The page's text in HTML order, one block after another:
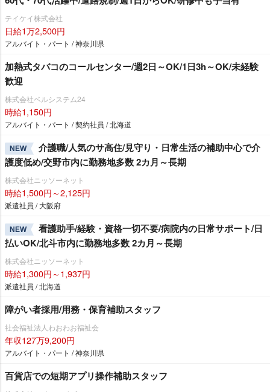
テイケイ株式会社
日給1万2,500円
アルバイト・パート / 神奈川県
加熱式タバコのコールセンター/週2日～OK/1日3h～OK/未経験
歓迎
株式会社ベルシステム24
時給1,150円
アルバイト・パート / 契約社員 / 北海道
NEW
介護職/人気のサ高住/見守り・日常生活の補助中心で介
護度低め/交野市内に勤務地多数 2カ月～長期
株式会社ニッソーネット
時給1,500円～2,125円
派遣社員 / 大阪府
NEW
看護助手/経験・資格一切不要/病院内の日常サポート/日
払いOK/北斗市内に勤務地多数 2カ月～長期
株式会社ニッソーネット
時給1,300円～1,937円
派遣社員 / 北海道
障がい者採用/用務・保育補助スタッフ
社会福祉法人わおわお福祉会
年収127万9,200円
アルバイト・パート / 神奈川県
百貨店での短期アプリ操作補助スタッフ